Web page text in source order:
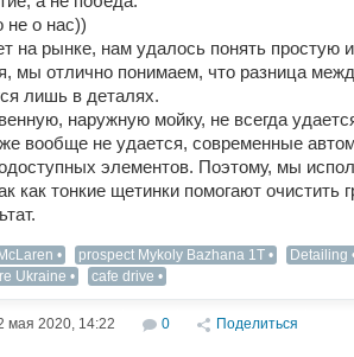
не о нас))
на рынке, нам удалось понять простую
мы отлично понимаем, что разница
лишь в деталях.
наружную мойку, не всегда
вообще не удается, современные
элементов. Поэтому, мы
как тонкие щетинки помогают очистить
McLaren prospect Mykoly Bazhana 1T
Detailing‬
Ukraine cafe drive
мая 2020, 14:22 0 Поделиться